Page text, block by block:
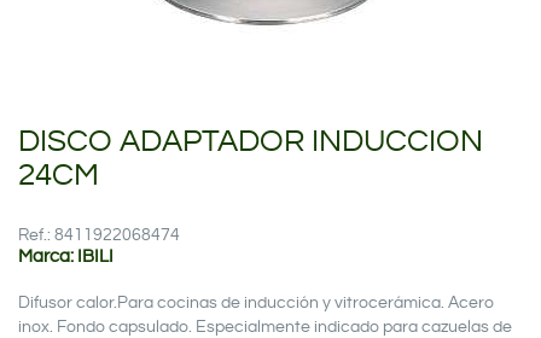
DISCO ADAPTADOR INDUCCION
24CM
Ref.: 8411922068474
Marca: IBILI
Difusor calor.Para cocinas de inducción y vitrocerámica. Acero
inox. Fondo capsulado. Especialmente indicado para cazuelas de